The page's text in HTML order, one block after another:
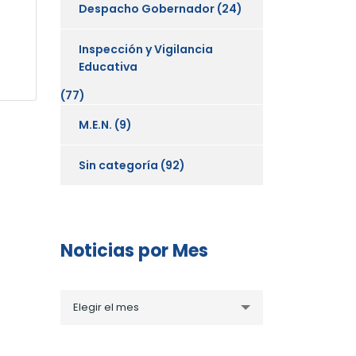
Despacho Gobernador (24)
Inspección y Vigilancia
Educativa
(77)
M.E.N. (9)
Sin categoría (92)
Noticias por Mes
porElegir el mes